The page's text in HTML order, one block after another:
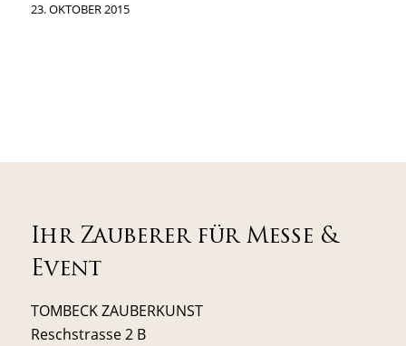
23. OKTOBER 2015
Ihr Zauberer für Messe &
Event
TOMBECK ZAUBERKUNST
Reschstrasse 2 B